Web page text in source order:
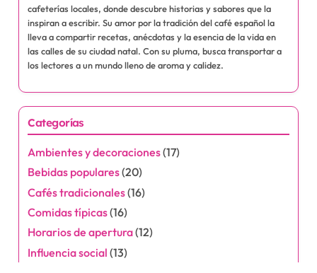
cafeterías locales, donde descubre historias y sabores que la
inspiran a escribir. Su amor por la tradición del café español la
lleva a compartir recetas, anécdotas y la esencia de la vida en
las calles de su ciudad natal. Con su pluma, busca transportar a
los lectores a un mundo lleno de aroma y calidez.
Categorías
Ambientes y decoraciones(17)
Bebidas populares(20)
Cafés tradicionales(16)
Comidas típicas(16)
Horarios de apertura(12)
Influencia social (13)